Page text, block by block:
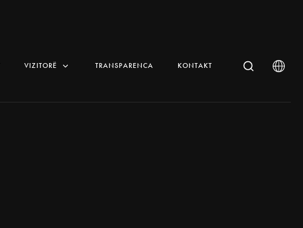
VIZITORË TRANSPARENCA KONTAKT